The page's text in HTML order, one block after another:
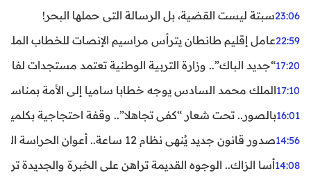
23:06سبتة ليست القضية، بل الرسالة التي حملها البحر!
22:59عامل إقليم طانطان يترأس مراسيم الإنصات للخطاب
17:20“جديد الباك”.. وزارة التربية الوطنية تعتمد مستجدات
17:10الملك محمد السادس يوجه خطابا ساميا إلى الأمة بمناسبة الذكرى الـ27
16:01بالصور.. تحت شعار “كفى تجاهلا”.. وقفة احتجاجية بكلميم
14:56صدور قانون جديد يُنهي نظام 12 ساعة.. أعوان الحراسة الخاصة يستفيدون من المدة القانونية للشغل
14:08أسا الزاك.. الوجوه القديمة تراهن على الخبرة والجديدة